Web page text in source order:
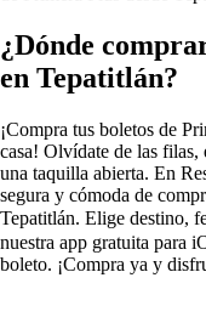
¿Dónde
en Tepatitlán?
¡Compra tus boletos de
casa! Olvídate de las
una taquilla abierta. En
segura y cómoda de
Tepatitlán. Elige destino,
nuestra app gratuita para
boleto. ¡Compra ya y